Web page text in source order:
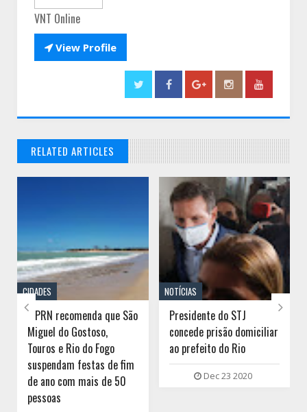
VNT Online
View Profile
RELATED ARTICLES
// THATS WHAT YOU MIGHT BE LOOKING FOR
CIDADES
MPRN recomenda que São
Miguel do Gostoso,
Touros e Rio do Fogo
suspendam festas de fim
de ano com mais de 50
pessoas
NOTÍCIAS
Presidente do STJ
concede prisão domiciliar
ao prefeito do Rio
Dec 23 2020

